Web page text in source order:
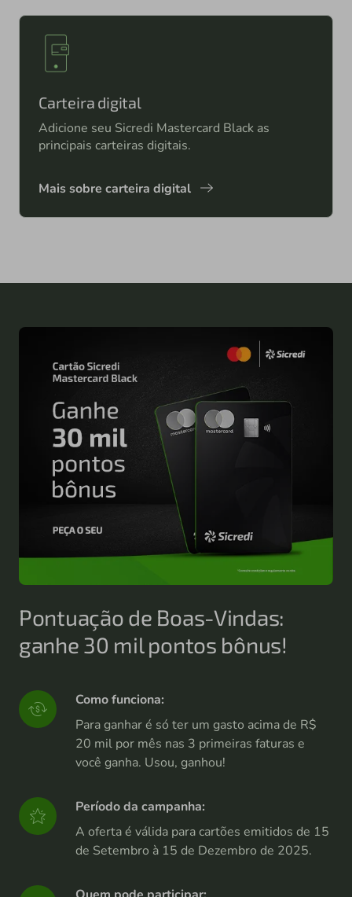
Carteira digital
Adicione seu Sicredi Mastercard Black as
principais carteiras digitais.
Mais sobre carteira digital
Pontuação de Boas-Vindas:
ganhe 30 mil pontos bônus!
Como funciona:
Para ganhar é só ter um gasto acima de R$
20 mil por mês nas 3 primeiras faturas e
você ganha. Usou, ganhou!
Período da campanha:
A oferta é válida para cartões emitidos de 15
de Setembro à 15 de Dezembro de 2025.